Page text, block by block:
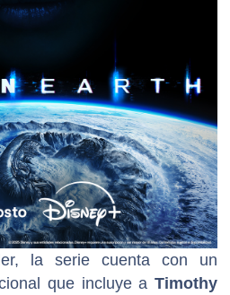
la serie cuenta con un
que incluye a Timothy